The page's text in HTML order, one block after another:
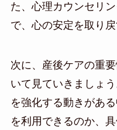
た、心理カウンセリ
で、心の安定を取り
次に、産後ケアの重
いて見ていきましょ
を強化する動きがあ
を利用できるのか、